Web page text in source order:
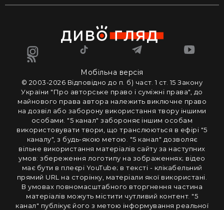
Мобільна версія
© 2003-2026 Вiдповiдно до п. б) част. 1 ст. 15 Закону
України "Про авторське право i сумiжнi права", до
майнового права автора належить виключне право
на дозвiл або заборону використання твору iншими
особами. "5 канал" забороняє iншим особам
використовувати твори, що транслюються в ефipi "5
каналу", з будь-якою метою. "5 канал" дозволяє
вiльне використання матерiалiв сайту за наступних
умов: збереження логотипу на зображеннях; вiдео
має бути в плеєрі YouTube; в тексті - клікабельний
прямий URL на сторінку, матеріали якої використані.
В умовах повномасштабного вторгнення частина
матеріалів можуть містити чутливий контент. "5
канал" публікує його з метою інформування реальної